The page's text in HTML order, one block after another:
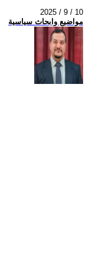
2025 / 9 / 10
مواضيع وابحاث سياسية